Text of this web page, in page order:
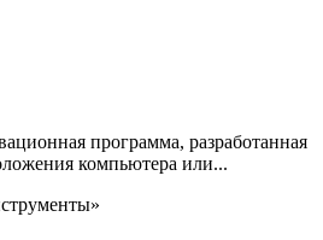
программа, разработанная
компьютера или...